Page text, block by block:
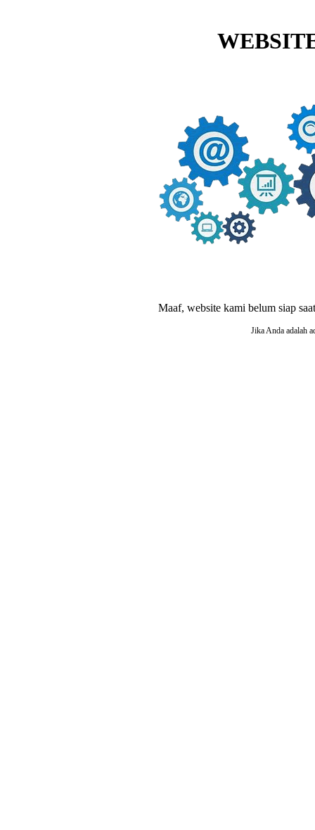
Maaf, website kami belum siap
Jika Anda adalah